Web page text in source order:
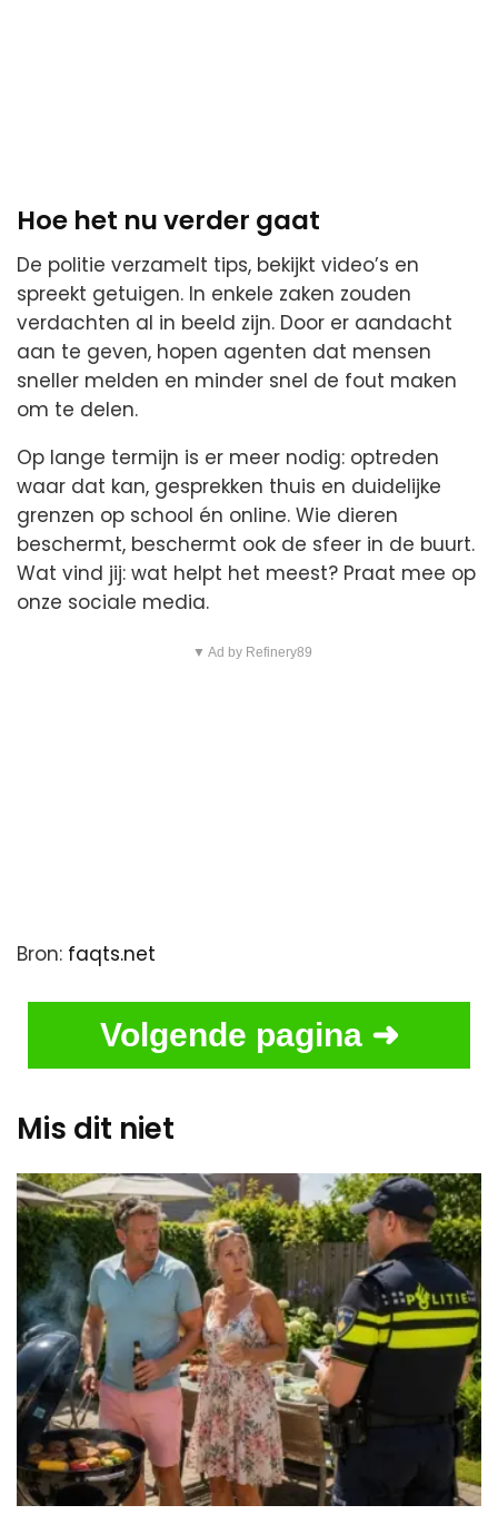
Hoe het nu verder gaat
De politie verzamelt tips, bekijkt video’s en
spreekt getuigen. In enkele zaken zouden
verdachten al in beeld zijn. Door er aandacht
aan te geven, hopen agenten dat mensen
sneller melden en minder snel de fout maken
om te delen.
Op lange termijn is er meer nodig: optreden
waar dat kan, gesprekken thuis en duidelijke
grenzen op school én online. Wie dieren
beschermt, beschermt ook de sfeer in de buurt.
Wat vind jij: wat helpt het meest? Praat mee op
onze sociale media.
▼ Ad by Refinery89
Bron: faqts.net
Volgende pagina ➜
Mis dit niet